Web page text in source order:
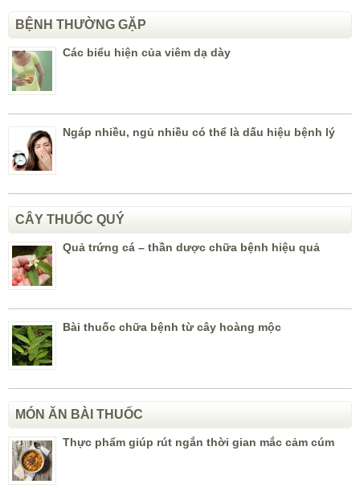
BỆNH THƯỜNG GẶP
Các biểu hiện của viêm dạ dày
Ngáp nhiều, ngủ nhiều có thể là dấu hiệu bệnh lý
CÂY THUỐC QUÝ
Quả trứng cá – thần dược chữa bệnh hiệu quả
Bài thuốc chữa bệnh từ cây hoàng mộc
MÓN ĂN BÀI THUỐC
Thực phẩm giúp rút ngắn thời gian mắc cảm cúm